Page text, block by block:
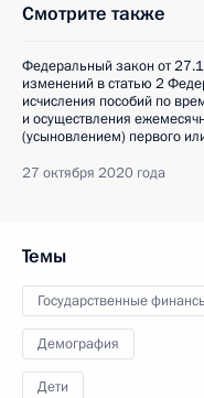
Смотрите также
Федеральный закон от
изменений в статью 2
исчисления пособий по
и осуществления
(усыновлением) первого
27 октября 2020 года
Темы
Государственные
Демография
Дети